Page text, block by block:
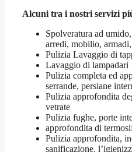
Alcuni tra i nostri servizi
Spolveratura ad
arredi, mobilio,
Pulizia Lavaggio di
Lavaggio di lampadari
Pulizia completa ed
serrande, persiane
Pulizia approfondita
vetrate
Pulizia fughe, porte
approfondita di
Pulizia approfondita,
sanificazione,